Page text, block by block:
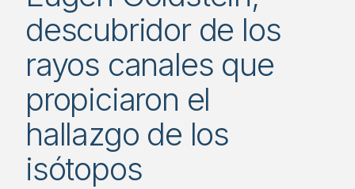
descubridor de los
rayos canales que
propiciaron el
hallazgo de los
isótopos